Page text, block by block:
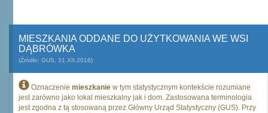
MIESZKANIA ODDANE DO UŻYTKOWANIA WE WSI
DĄBRÓWKA
(Źródło: GUS, 31.XII.2016)
Oznaczenie mieszkanie w tym statystycznym kontekście rozumiane
jest zarówno jako lokal mieszkalny jak i dom. Zastosowana terminologia
jest zgodna z tą stosowaną przez Główny Urząd Statystyczny (GUS). Przy